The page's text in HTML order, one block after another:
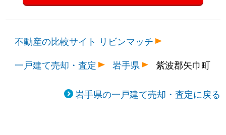
不動産の比較サイト リビンマッチ
一戸建て売却・査定
岩手県 紫波郡矢巾町
岩手県の一戸建て売却・査定に戻る